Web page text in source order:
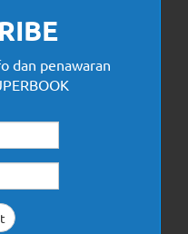
dan penawaran